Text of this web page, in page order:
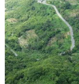
TIN LIÊN